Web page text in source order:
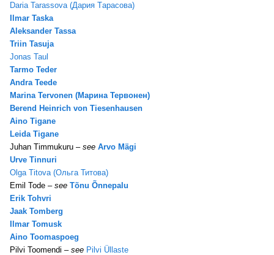
Daria Tarassova (Дария Tарасова)
Ilmar Taska
Aleksander Tassa
Triin Tasuja
Jonas Taul
Tarmo Teder
Andra Teede
Marina Tervonen (Марина Тервонен)
Berend Heinrich von Tiesenhausen
Aino Tigane
Leida Tigane
Juhan Timmukuru – see Arvo Mägi
Urve Tinnuri
Olga Titova (Ольга Титова)
Emil Tode – see Tõnu Õnnepalu
Erik Tohvri
Jaak Tomberg
Ilmar Tomusk
Aino Toomaspoeg
Pilvi Toomendi – see Pilvi Üllaste